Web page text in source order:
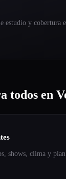
estudio y cobertura
todos en
shows, clima y